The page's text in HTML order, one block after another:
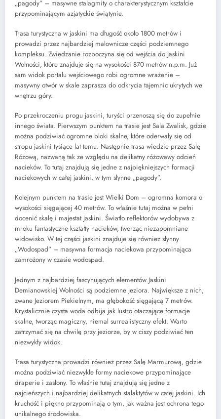
„pagody” – masywne stalagmity o charakterystycznym kształcie
przypominającym azjatyckie świątynie.
Trasa turystyczna w jaskini ma długość około 1800 metrów i
prowadzi przez najbardziej malownicze części podziemnego
kompleksu. Zwiedzanie rozpoczyna się od wejścia do Jaskini
Wolności, które znajduje się na wysokości 870 metrów n.p.m. Już
sam widok portalu wejściowego robi ogromne wrażenie –
masywny otwór w skale zaprasza do odkrycia tajemnic ukrytych we
wnętrzu góry.
Po przekroczeniu progu jaskini, turyści przenoszą się do zupełnie
innego świata. Pierwszym punktem na trasie jest Sala Zwalisk, gdzie
można podziwiać ogromne bloki skalne, które oderwały się od
stropu jaskini tysiące lat temu. Następnie trasa wiedzie przez Salę
Różową, nazwaną tak ze względu na delikatny różowawy odcień
nacieków. To tutaj znajdują się jedne z najpiękniejszych formacji
naciekowych w całej jaskini, w tym słynne „pagody”.
Kolejnym punktem na trasie jest Wielki Dom – ogromna komora o
wysokości sięgającej 40 metrów. To właśnie tutaj można w pełni
docenić skalę i majestat jaskini. Światło reflektorów wydobywa z
mroku fantastyczne kształty nacieków, tworząc niezapomniane
widowisko. W tej części jaskini znajduje się również słynny
„Wodospad” – masywna formacja naciekowa przypominająca
zamrożony w czasie wodospad.
Jednym z najbardziej fascynujących elementów Jaskini
Demianowskiej Wolności są podziemne jeziora. Największe z nich,
zwane Jeziorem Piekielnym, ma głębokość sięgającą 7 metrów.
Krystalicznie czysta woda odbija jak lustro otaczające formacje
skalne, tworząc magiczny, niemal surrealistyczny efekt. Warto
zatrzymać się na chwilę przy jeziorze, by w ciszy podziwiać ten
niezwykły widok.
Trasa turystyczna prowadzi również przez Salę Marmurową, gdzie
można podziwiać niezwykłe formy naciekowe przypominające
draperie i zasłony. To właśnie tutaj znajdują się jedne z
najcieńszych i najbardziej delikatnych stalaktytów w całej jaskini. Ich
kruchość i piękno przypominają o tym, jak ważna jest ochrona tego
unikalnego środowiska.